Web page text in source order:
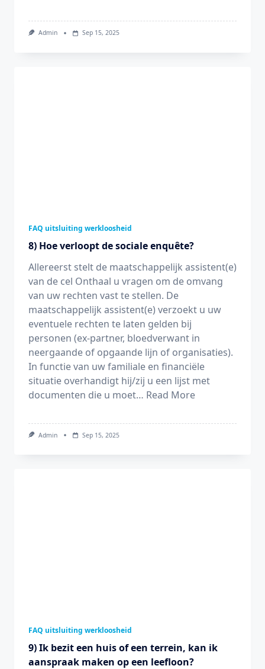
Admin Sep 15, 2025
FAQ uitsluiting werkloosheid
8) Hoe verloopt de sociale enquête?
Allereerst stelt de maatschappelijk assistent(e)
van de cel Onthaal u vragen om de omvang
van uw rechten vast te stellen. De
maatschappelijk assistent(e) verzoekt u uw
eventuele rechten te laten gelden bij
personen (ex-partner, bloedverwant in
neergaande of opgaande lijn of organisaties).
In functie van uw familiale en financiële
situatie overhandigt hij/zij u een lijst met
documenten die u moet… Read More
Admin Sep 15, 2025
FAQ uitsluiting werkloosheid
9) Ik bezit een huis of een terrein, kan ik
aanspraak maken op een leefloon?